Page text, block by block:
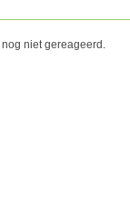
nog niet gereageerd.